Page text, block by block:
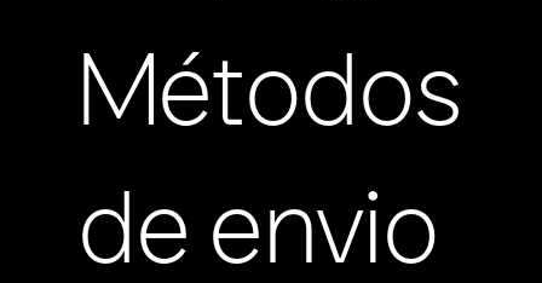
Métodos
de envio